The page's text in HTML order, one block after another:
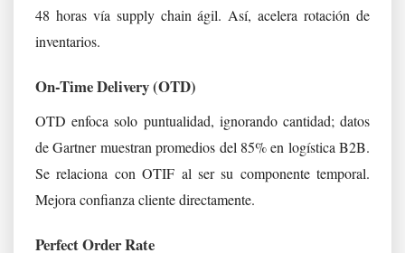
48 horas vía supply chain ágil. Así, acelera rotación de
inventarios.
On-Time Delivery (OTD)
OTD enfoca solo puntualidad, ignorando cantidad; datos
de Gartner muestran promedios del 85% en logística B2B.
Se relaciona con OTIF al ser su componente temporal.
Mejora confianza cliente directamente.
Perfect Order Rate